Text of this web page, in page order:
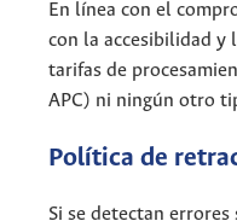
En línea con el
con la accesibilidad
tarifas de
APC) ni ningún otro
Política de
Si se detectan